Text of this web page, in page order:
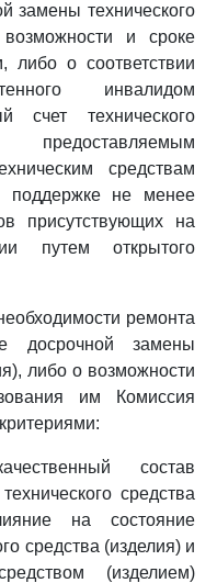
замены технического
и сроке
либо о соответствии
инвалидом
счет технического
средствам
поддержке не менее
присутствующих на
путем открытого
ремонта
замены
либо о возможности
им Комиссия
состав
средства
на состояние
средства (изделия) и
(изделием)